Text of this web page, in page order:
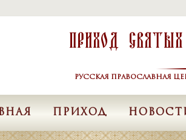
Приход
РУССКАЯ ПРАВОСЛАВНАЯ
ПРИХОД